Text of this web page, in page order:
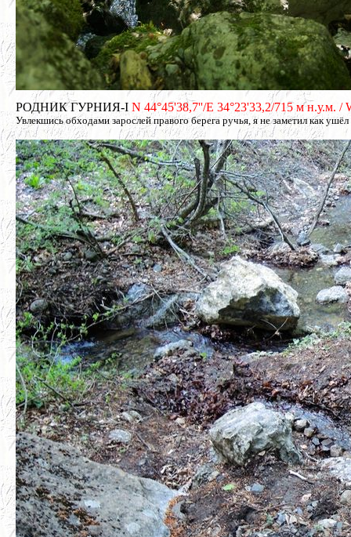
РОДНИК ГУРНИЯ-I N 44°45'38,7''/E 34°23'33,2/715 м н.у.м. /
Увлекшись обходами зарослей правого берега ручья, я не заметил как